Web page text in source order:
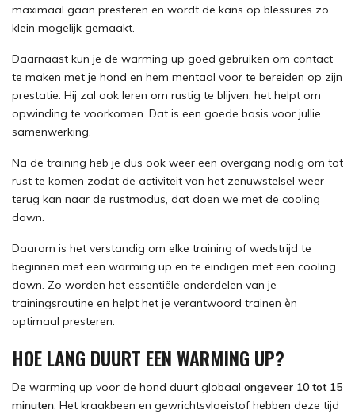
maximaal gaan presteren en wordt de kans op blessures zo
klein mogelijk gemaakt.
Daarnaast kun je de warming up goed gebruiken om contact
te maken met je hond en hem mentaal voor te bereiden op zijn
prestatie. Hij zal ook leren om rustig te blijven, het helpt om
opwinding te voorkomen. Dat is een goede basis voor jullie
samenwerking.
Na de training heb je dus ook weer een overgang nodig om tot
rust te komen zodat de activiteit van het zenuwstelsel weer
terug kan naar de rustmodus, dat doen we met de cooling
down.
Daarom is het verstandig om elke training of wedstrijd te
beginnen met een warming up en te eindigen met een cooling
down. Zo worden het essentiële onderdelen van je
trainingsroutine en helpt het je verantwoord trainen èn
optimaal presteren.
HOE LANG DUURT EEN WARMING UP?
De warming up voor de hond duurt globaal ongeveer 10 tot 15
minuten. Het kraakbeen en gewrichtsvloeistof hebben deze tijd